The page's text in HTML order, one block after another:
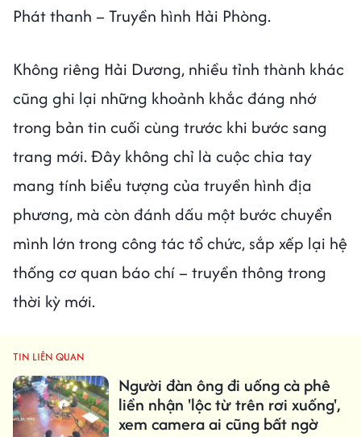
Phát thanh – Truyền hình Hải Phòng.
Không riêng Hải Dương, nhiều tỉnh thành khác
cũng ghi lại những khoảnh khắc đáng nhớ
trong bản tin cuối cùng trước khi bước sang
trang mới. Đây không chỉ là cuộc chia tay
mang tính biểu tượng của truyền hình địa
phương, mà còn đánh dấu một bước chuyển
mình lớn trong công tác tổ chức, sắp xếp lại hệ
thống cơ quan báo chí – truyền thông trong
thời kỳ mới.
TIN LIÊN QUAN
Người đàn ông đi uống cà phê
liền nhận 'lộc từ trên rơi xuống',
xem camera ai cũng bất ngờ